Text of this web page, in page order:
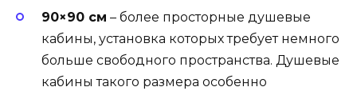
90×90 см – более просторные душевые
кабины, установка которых требует немного
больше свободного пространства. Душевые
кабины такого размера особенно